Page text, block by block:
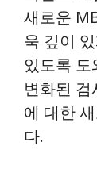
새로운
욱 깊이
있도록 도
변화된
에 대한
다.